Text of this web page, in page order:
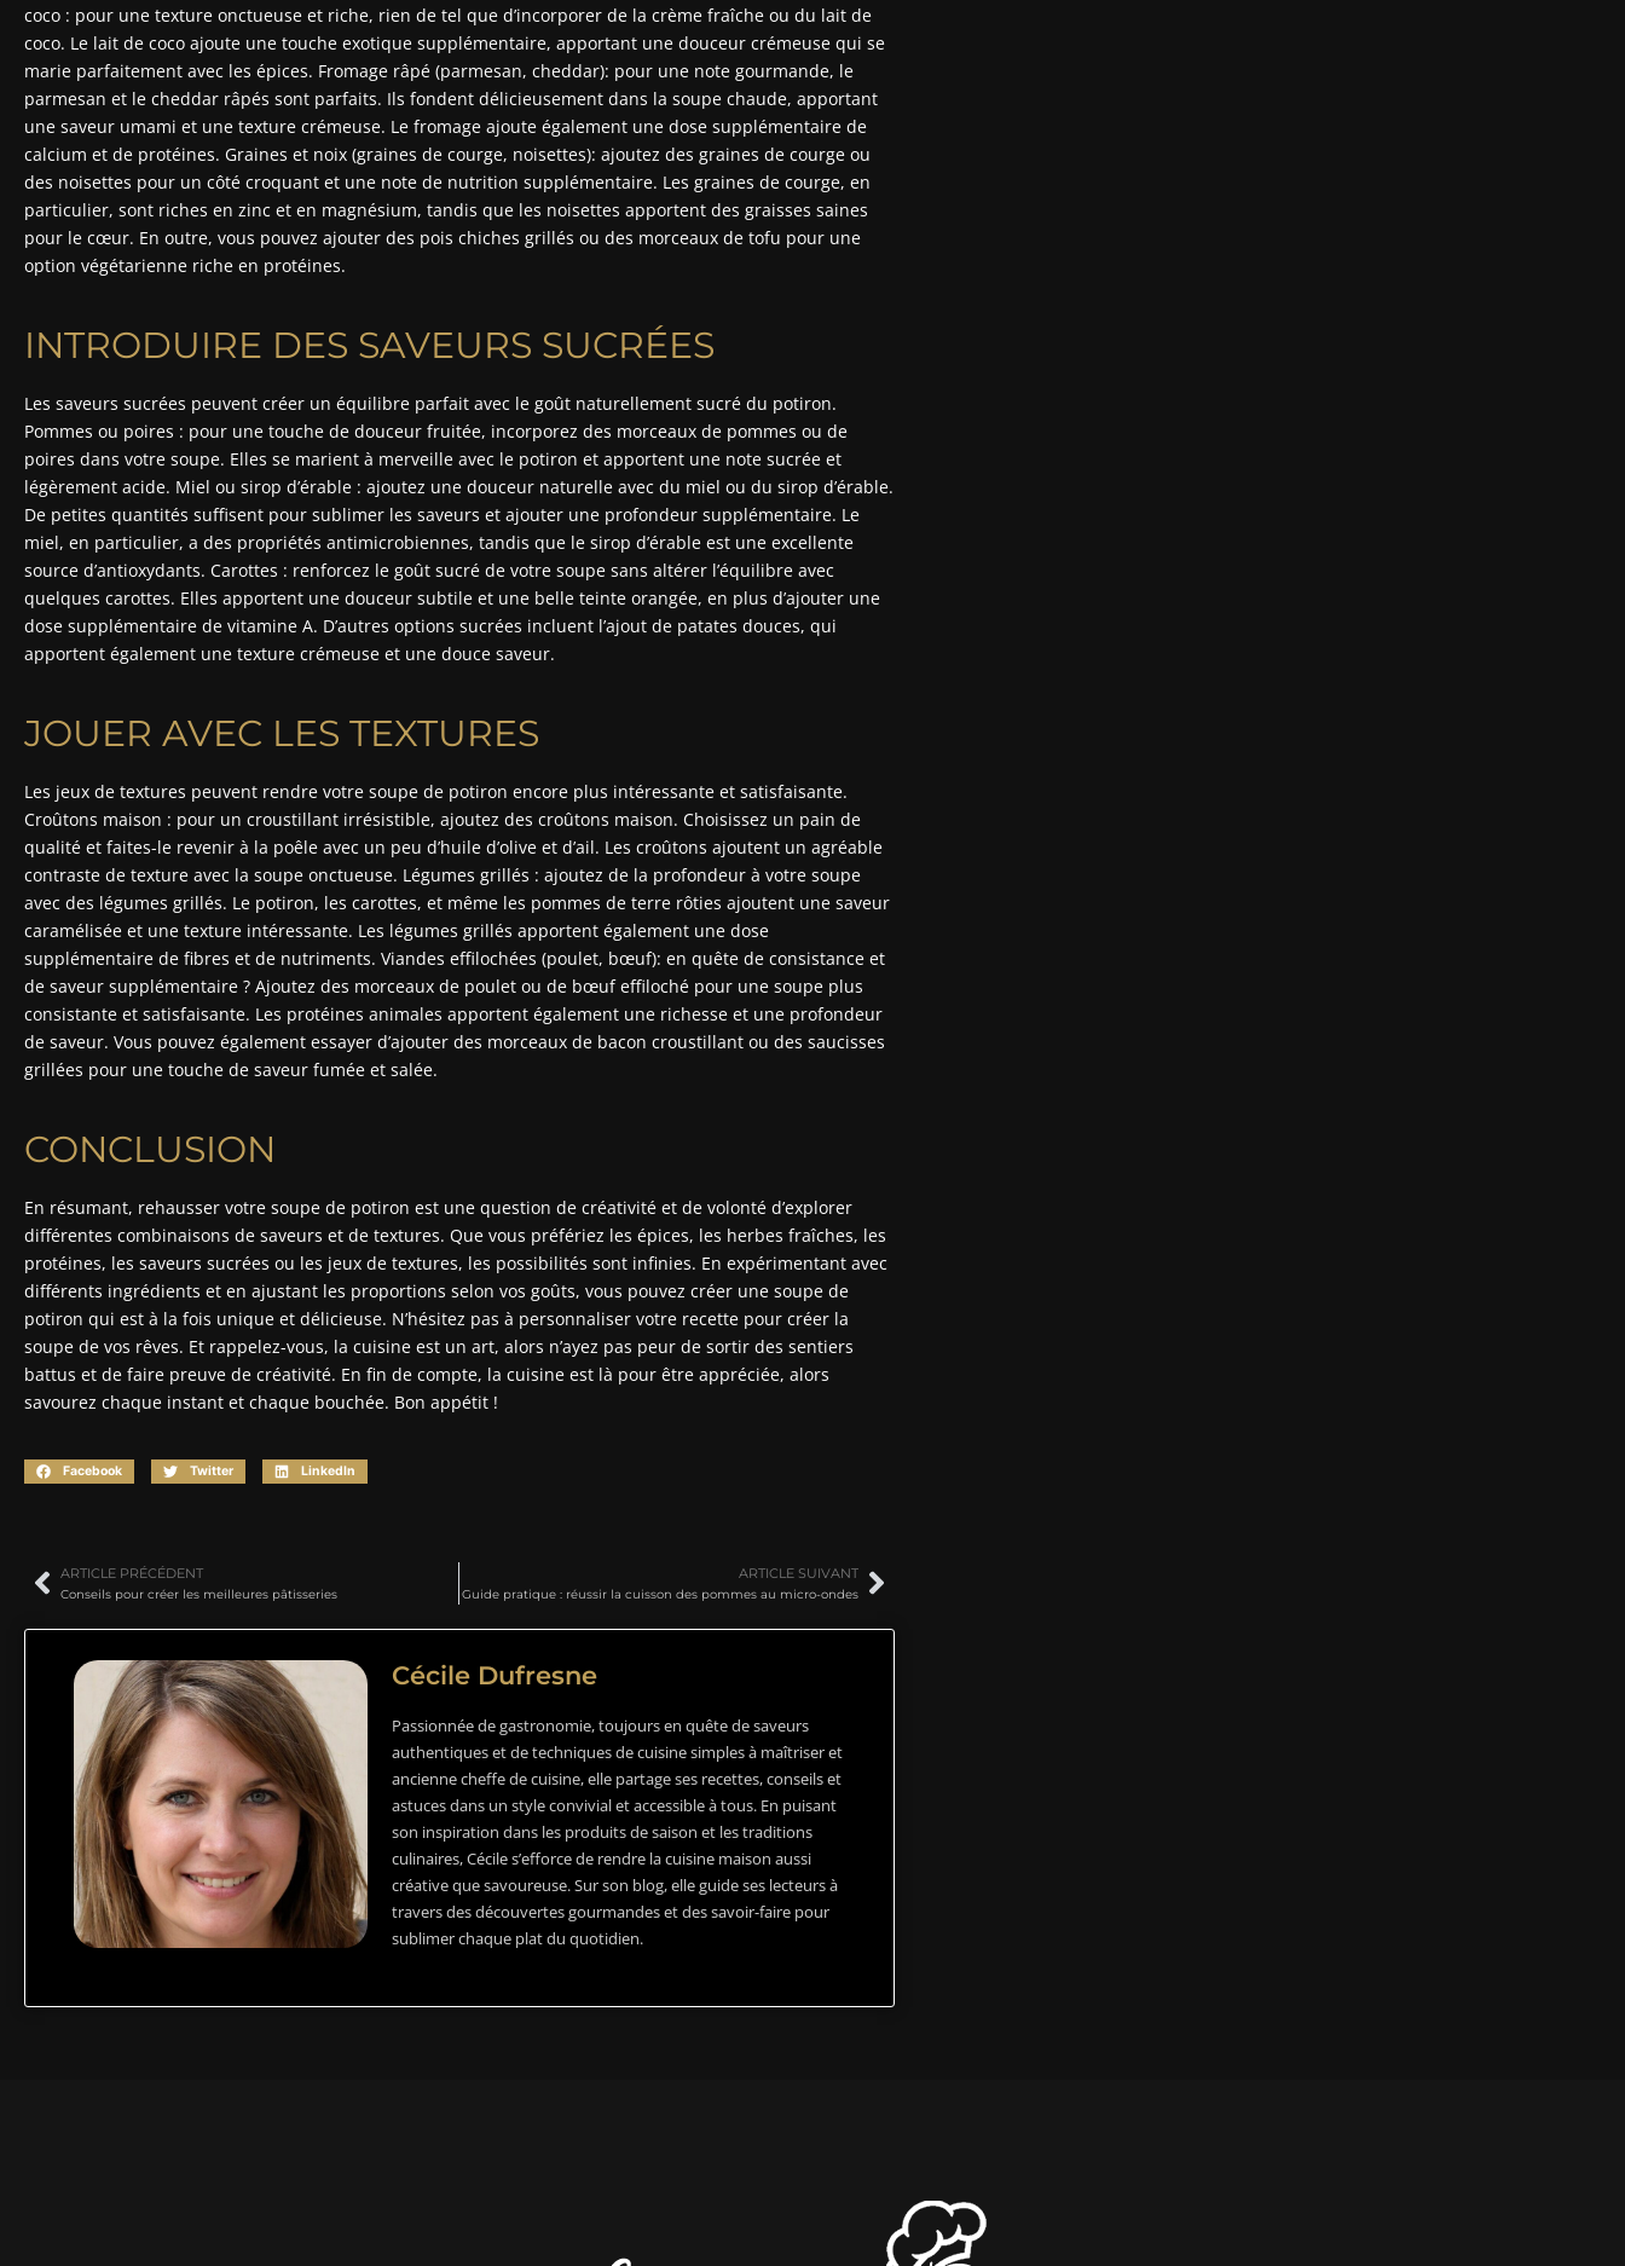
coco : pour une texture onctueuse et riche, rien de tel que d’incorporer de la crème fraîche ou du lait de
coco. Le lait de coco ajoute une touche exotique supplémentaire, apportant une douceur crémeuse qui se
marie parfaitement avec les épices. Fromage râpé (parmesan, cheddar): pour une note gourmande, le
parmesan et le cheddar râpés sont parfaits. Ils fondent délicieusement dans la soupe chaude, apportant
une saveur umami et une texture crémeuse. Le fromage ajoute également une dose supplémentaire de
calcium et de protéines. Graines et noix (graines de courge, noisettes): ajoutez des graines de courge ou
des noisettes pour un côté croquant et une note de nutrition supplémentaire. Les graines de courge, en
particulier, sont riches en zinc et en magnésium, tandis que les noisettes apportent des graisses saines
pour le cœur. En outre, vous pouvez ajouter des pois chiches grillés ou des morceaux de tofu pour une
option végétarienne riche en protéines.
INTRODUIRE DES SAVEURS SUCRÉES
Les saveurs sucrées peuvent créer un équilibre parfait avec le goût naturellement sucré du potiron.
Pommes ou poires : pour une touche de douceur fruitée, incorporez des morceaux de pommes ou de
poires dans votre soupe. Elles se marient à merveille avec le potiron et apportent une note sucrée et
légèrement acide. Miel ou sirop d’érable : ajoutez une douceur naturelle avec du miel ou du sirop d’érable.
De petites quantités suffisent pour sublimer les saveurs et ajouter une profondeur supplémentaire. Le
miel, en particulier, a des propriétés antimicrobiennes, tandis que le sirop d’érable est une excellente
source d’antioxydants. Carottes : renforcez le goût sucré de votre soupe sans altérer l’équilibre avec
quelques carottes. Elles apportent une douceur subtile et une belle teinte orangée, en plus d’ajouter une
dose supplémentaire de vitamine A. D’autres options sucrées incluent l’ajout de patates douces, qui
apportent également une texture crémeuse et une douce saveur.
JOUER AVEC LES TEXTURES
Les jeux de textures peuvent rendre votre soupe de potiron encore plus intéressante et satisfaisante.
Croûtons maison : pour un croustillant irrésistible, ajoutez des croûtons maison. Choisissez un pain de
qualité et faites-le revenir à la poêle avec un peu d’huile d’olive et d’ail. Les croûtons ajoutent un agréable
contraste de texture avec la soupe onctueuse. Légumes grillés : ajoutez de la profondeur à votre soupe
avec des légumes grillés. Le potiron, les carottes, et même les pommes de terre rôties ajoutent une saveur
caramélisée et une texture intéressante. Les légumes grillés apportent également une dose
supplémentaire de fibres et de nutriments. Viandes effilochées (poulet, bœuf): en quête de consistance et
de saveur supplémentaire ? Ajoutez des morceaux de poulet ou de bœuf effiloché pour une soupe plus
consistante et satisfaisante. Les protéines animales apportent également une richesse et une profondeur
de saveur. Vous pouvez également essayer d’ajouter des morceaux de bacon croustillant ou des saucisses
grillées pour une touche de saveur fumée et salée.
CONCLUSION
En résumant, rehausser votre soupe de potiron est une question de créativité et de volonté d’explorer
différentes combinaisons de saveurs et de textures. Que vous préfériez les épices, les herbes fraîches, les
protéines, les saveurs sucrées ou les jeux de textures, les possibilités sont infinies. En expérimentant avec
différents ingrédients et en ajustant les proportions selon vos goûts, vous pouvez créer une soupe de
potiron qui est à la fois unique et délicieuse. N’hésitez pas à personnaliser votre recette pour créer la
soupe de vos rêves. Et rappelez-vous, la cuisine est un art, alors n’ayez pas peur de sortir des sentiers
battus et de faire preuve de créativité. En fin de compte, la cuisine est là pour être appréciée, alors
savourez chaque instant et chaque bouchée. Bon appétit !
Facebook Twitter LinkedIn
ARTICLE PRÉCÉDENT
Conseils pour créer les meilleures pâtisseries
ARTICLE SUIVANT
Guide pratique : réussir la cuisson des pommes au micro-ondes
Cécile Dufresne
Passionnée de gastronomie, toujours en quête de saveurs
authentiques et de techniques de cuisine simples à maîtriser et
ancienne cheffe de cuisine, elle partage ses recettes, conseils et
astuces dans un style convivial et accessible à tous. En puisant
son inspiration dans les produits de saison et les traditions
culinaires, Cécile s’efforce de rendre la cuisine maison aussi
créative que savoureuse. Sur son blog, elle guide ses lecteurs à
travers des découvertes gourmandes et des savoir-faire pour
sublimer chaque plat du quotidien.